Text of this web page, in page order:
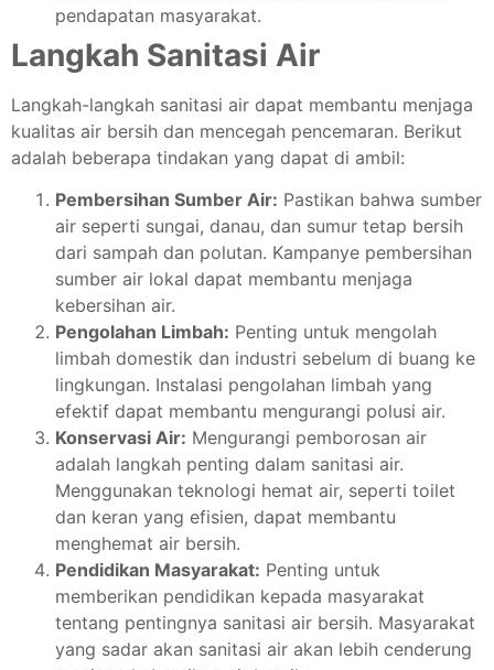
pendapatan masyarakat.
Langkah Sanitasi Air
Langkah-langkah sanitasi air dapat membantu menjaga
kualitas air bersih dan mencegah pencemaran. Berikut
adalah beberapa tindakan yang dapat di ambil:
Pembersihan Sumber Air: Pastikan bahwa sumber
air seperti sungai, danau, dan sumur tetap bersih
dari sampah dan polutan. Kampanye pembersihan
sumber air lokal dapat membantu menjaga
kebersihan air.
Pengolahan Limbah: Penting untuk mengolah
limbah domestik dan industri sebelum di buang ke
lingkungan. Instalasi pengolahan limbah yang
efektif dapat membantu mengurangi polusi air.
Konservasi Air: Mengurangi pemborosan air
adalah langkah penting dalam sanitasi air.
Menggunakan teknologi hemat air, seperti toilet
dan keran yang efisien, dapat membantu
menghemat air bersih.
Pendidikan Masyarakat: Penting untuk
memberikan pendidikan kepada masyarakat
tentang pentingnya sanitasi air bersih. Masyarakat
yang sadar akan sanitasi air akan lebih cenderung